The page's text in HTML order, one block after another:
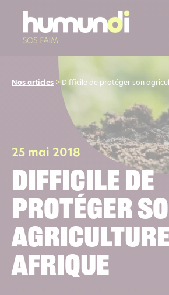
Nos articles > Difficile de protéger son
25 mai 2018
Difficile de
protéger
agriculture
Afrique